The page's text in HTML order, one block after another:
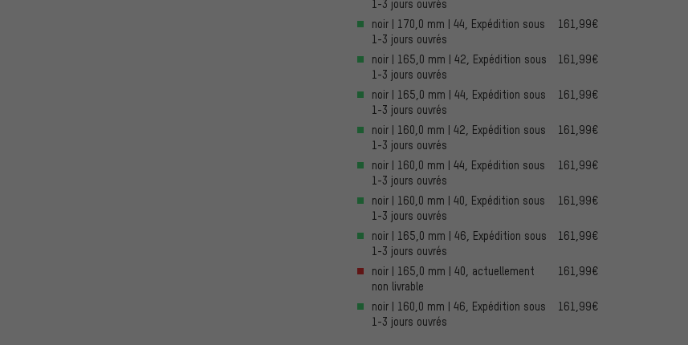
1-3 jours ouvrés
noir | 170,0 mm | 44, Expédition sous
1-3 jours ouvrés
161,99€
noir | 165,0 mm | 42, Expédition sous
1-3 jours ouvrés
161,99€
noir | 165,0 mm | 44, Expédition sous
1-3 jours ouvrés
161,99€
noir | 160,0 mm | 42, Expédition sous
1-3 jours ouvrés
161,99€
noir | 160,0 mm | 44, Expédition sous
1-3 jours ouvrés
161,99€
noir | 160,0 mm | 40, Expédition sous
1-3 jours ouvrés
161,99€
noir | 165,0 mm | 46, Expédition sous
1-3 jours ouvrés
161,99€
noir | 165,0 mm | 40, actuellement
non livrable
161,99€
noir | 160,0 mm | 46, Expédition sous
1-3 jours ouvrés
161,99€